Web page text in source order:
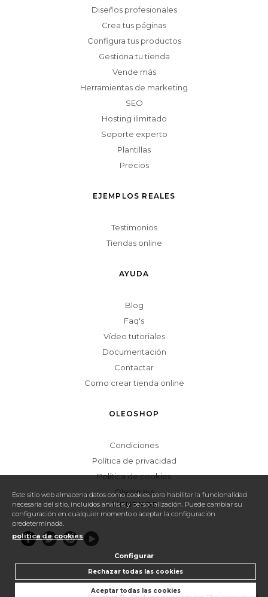
Diseños profesionales
Crea tus páginas
Configura tus productos
Gestiona tu tienda
Vende más
Herramientas de marketing
SEO
Hosting ilimitado
Soporte experto
Plantillas
Precios
EJEMPLOS REALES
Testimonios
Tiendas online
AYUDA
Blog
Faq's
Vídeo tutoriales
Documentación
Contactar
Como crear tienda online
OLEOSHOP
Condiciones
Política de privacidad
Política de cookies
Oleoleaks
SÍGUENOS
Este sitio web almacena datos como cookies para habilitar la funcionalidad
necesaria del sitio, incluidos análisis y personalización. Puede cambiar su
configuración en cualquier momento o aceptar la configuración
predeterminada.
política de cookies
Configurar
Rechazar todas las cookies
Aceptar todas las cookies